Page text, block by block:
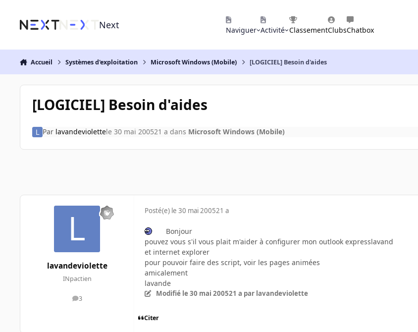
Next Naviguer Activité ClassementClubsChatbox
Accueil Systèmes d'exploitation Microsoft Windows (Mobile) [LOGICIEL] Besoin d'aides
[LOGICIEL] Besoin d'aides
Par lavandeviolettele 30 mai 200521 a dans Microsoft Windows (Mobile)
lavandeviolette
INpactien
3
messages
Posté(e) le 30 mai 200521 a
Bonjour
pouvez vous s'il vous plait m'aider à configurer mon outlook expresslavand
et internet explorer
pour pouvoir faire des script, voir les pages animées
amicalement
lavande
Modifié le 30 mai 200521 a par lavandeviolette
Citer